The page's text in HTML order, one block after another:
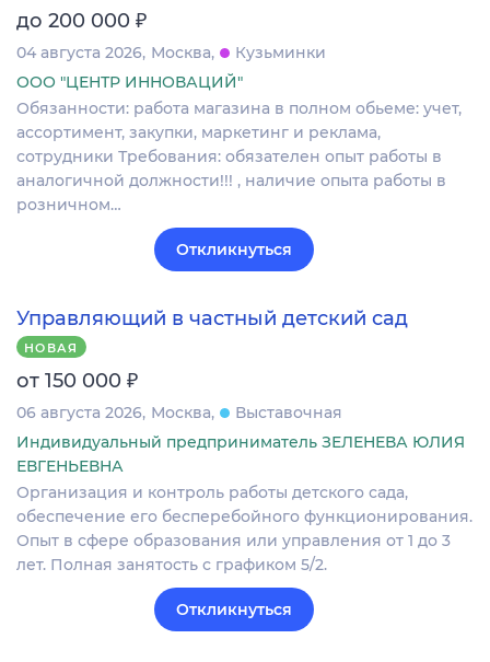
до 200 000 ₽
04 августа 2026 Москва
Кузьминки
ООО "ЦЕНТР ИННОВАЦИЙ"
Обязанности: работа магазина в полном обьеме: учет,
ассортимент, закупки, маркетинг и реклама,
сотрудники Требования: обязателен опыт работы в
аналогичной должности!!! , наличие опыта работы в
розничном…
Откликнуться
Управляющий в частный детский сад
НОВАЯ
от 150 000 ₽
06 августа 2026 Москва
Выставочная
Индивидуальный предприниматель ЗЕЛЕНЕВА ЮЛИЯ
ЕВГЕНЬЕВНА
Организация и контроль работы детского сада,
обеспечение его бесперебойного функционирования.
Опыт в сфере образования или управления от 1 до 3
лет. Полная занятость с графиком 5/2.
Откликнуться